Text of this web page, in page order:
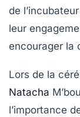
de
leur
encourager la
Lors de la
Natacha
l’importance